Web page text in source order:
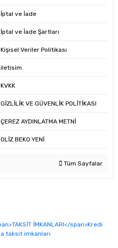
İptal ve İade
İptal ve İade Şartları
Kişisel Veriler Politikası
iletisim
KVKK
GİZLİLİK VE GÜVENLİK POLİTİKASI
ÇEREZ AYDINLATMA METNİ
OLİZ BEKO YENİ
Tüm Sayfalar